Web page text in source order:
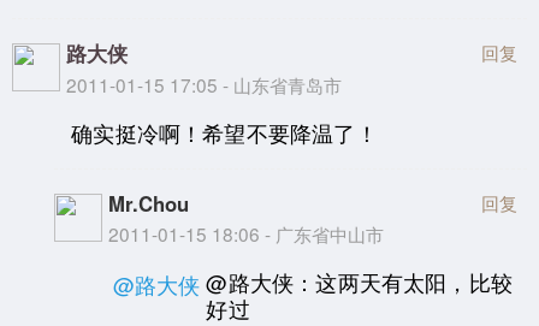
路大侠
2011-01-15 17:05 - 山东省青岛市
回复
确实挺冷啊！希望不要降温了！
Mr.Chou
2011-01-15 18:06 - 广东省中山市
回复
@路大侠 @路大侠：这两天有太阳，比较
好过